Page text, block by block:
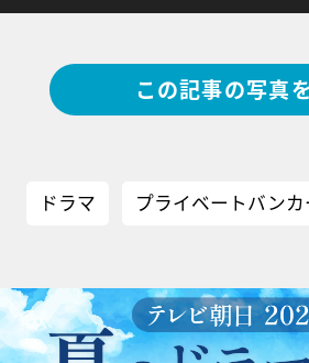
この記事の写真
ドラマ プライベートバンカ